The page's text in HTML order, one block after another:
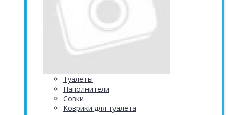
Туалеты
Наполнители
Совки
Коврики для туалета